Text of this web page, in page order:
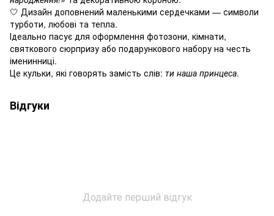
🤍 Дизайн доповнений маленькими сердечками — символи
турботи, любові та тепла.
Ідеально пасує для оформлення фотозони, кімнати,
святкового сюрпризу або подарункового набору на честь
іменинниці.
Це кульки, які говорять замість слів: ти наша принцеса.
Відгуки
Додайте перший відгук